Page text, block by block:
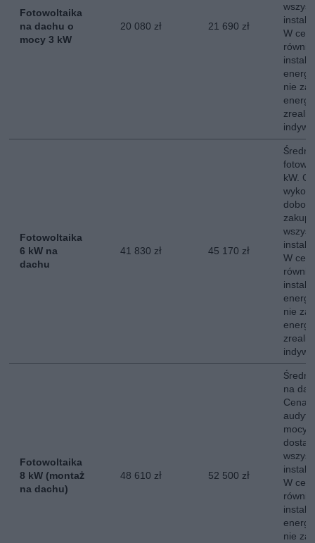
Fotowoltaika
na dachu o
mocy 3 kW
20 080 zł 21 690 zł
W
nie
Fotowoltaika
6 kW na
dachu
41 830 zł 45 170 zł
Średni
kW.
W
nie
Fotowoltaika
8 kW (montaż
na dachu)
48 610 zł 52 500 zł
Średni
na
Cena
mocy
W
nie